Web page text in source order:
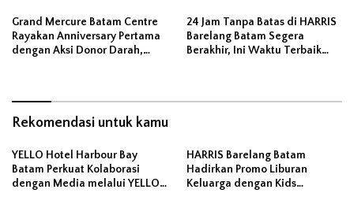
Grand Mercure Batam Centre
Rayakan Anniversary Pertama
dengan Aksi Donor Darah,
24 Jam Tanpa Batas di HARRIS
Barelang Batam Segera
Berakhir, Ini Waktu Terbaik
Rekomendasi untuk kamu
YELLO Hotel Harbour Bay
Batam Perkuat Kolaborasi
dengan Media melalui YELLO
HARRIS Barelang Batam
Hadirkan Promo Liburan
Keluarga dengan Kids